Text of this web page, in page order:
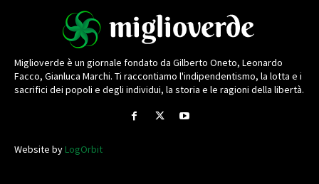
Miglioverde è un giornale fondato da Gilberto Oneto, Leonardo
Facco, Gianluca Marchi. Ti raccontiamo l'indipendentismo, la lotta e i
sacrifici dei popoli e degli individui, la storia e le ragioni della libertà.
Website byLogOrbit